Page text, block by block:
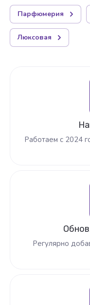
Парфюмерия
Люксовая
Работаем с 2024
Регулярно